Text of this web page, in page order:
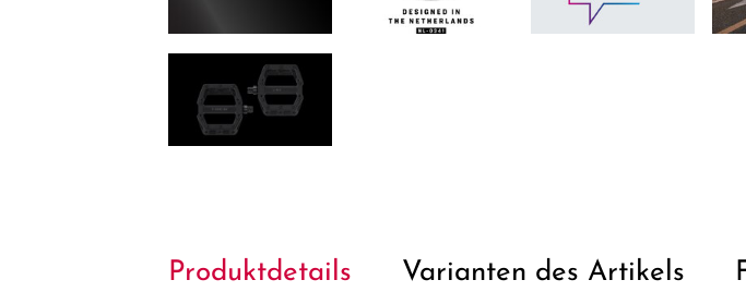
Produktdetails Varianten des Artikels